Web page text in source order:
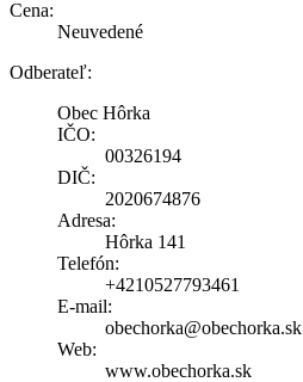
Cena:
Neuvedené
Odberateľ:
Obec Hôrka
IČO:
00326194
DIČ:
2020674876
Adresa:
Hôrka 141
Telefón:
+4210527793461
E-mail:
obechorka@obechorka.sk
Web:
www.obechorka.sk